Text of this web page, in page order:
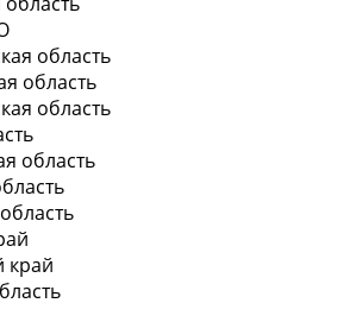
область
область
область
область
край